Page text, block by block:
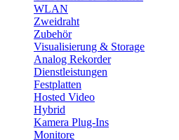
WLAN
Zweidraht
Zubehör
Visualisierung & Storage
Analog Rekorder
Dienstleistungen
Festplatten
Hosted Video
Hybrid
Kamera Plug-Ins
Monitore